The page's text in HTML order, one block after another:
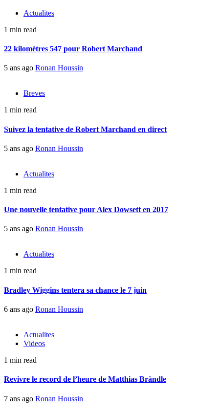
Actualites
1 min read
22 kilomètres 547 pour Robert Marchand
5 ans ago Ronan Houssin
Breves
1 min read
Suivez la tentative de Robert Marchand en direct
5 ans ago Ronan Houssin
Actualites
1 min read
Une nouvelle tentative pour Alex Dowsett en 2017
5 ans ago Ronan Houssin
Actualites
1 min read
Bradley Wiggins tentera sa chance le 7 juin
6 ans ago Ronan Houssin
Actualites
Videos
1 min read
Revivre le record de l’heure de Matthias Brändle
7 ans ago Ronan Houssin